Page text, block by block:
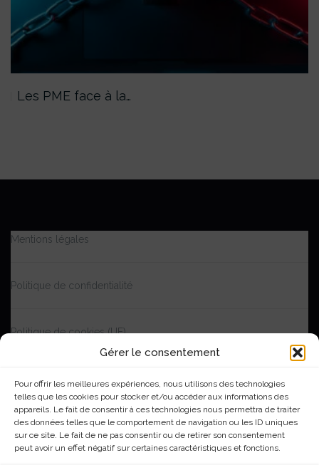
Gérer le consentement
Pour offrir les meilleures expériences, nous utilisons des technologies
telles que les cookies pour stocker et/ou accéder aux informations des
appareils. Le fait de consentir à ces technologies nous permettra de traiter
des données telles que le comportement de navigation ou les ID uniques
sur ce site. Le fait de ne pas consentir ou de retirer son consentement
peut avoir un effet négatif sur certaines caractéristiques et fonctions.
Les PME face à la…
Mentions légales
Politique de confidentialité
Politique de cookies (UE)
Accessibilité | Partiellement conforme
Me contacter